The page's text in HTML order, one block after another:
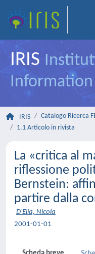
IRIS
Information
IRIS Catalogo Ricerca
1.1 Articolo in rivista
La «critica al
riflessione
Bernstein:
partire dalla
D'Elia, Nicola
2001-01-01